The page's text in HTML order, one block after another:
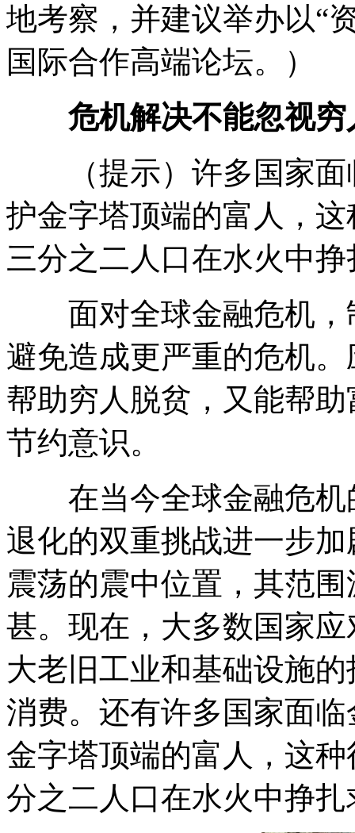
地考察，并建议举办以“
国际合作高端论坛。）
危机解决不能忽视穷
（提示）许多国家面
护金字塔顶端的富人，
三分之二人口在水火中
面对全球金融危机，
避免造成更严重的危机
帮助穷人脱贫，又能帮
节约意识。
在当今全球金融危机
退化的双重挑战进一步
震荡的震中位置，其范
甚。现在，大多数国家
大老旧工业和基础设施
消费。还有许多国家面
金字塔顶端的富人，这
分之二人口在水火中挣